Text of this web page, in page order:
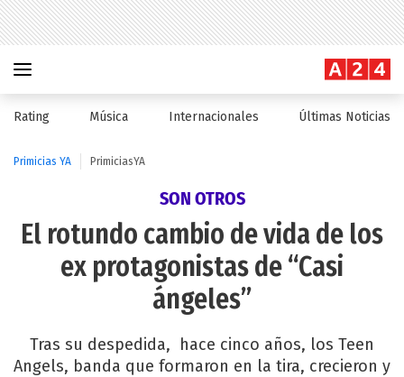
Rating Música Internacionales Últimas Noticias
Primicias YA PrimiciasYA
SON OTROS
El rotundo cambio de vida de los
ex protagonistas de “Casi
ángeles”
Tras su despedida, hace cinco años, los Teen
Angels, banda que formaron en la tira, crecieron y